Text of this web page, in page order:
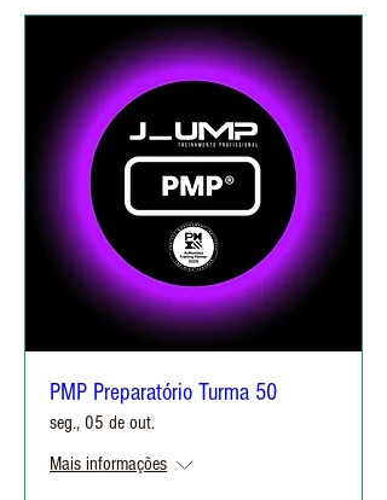
PMP Preparatório Turma 50
seg., 05 de out.
Mais informações